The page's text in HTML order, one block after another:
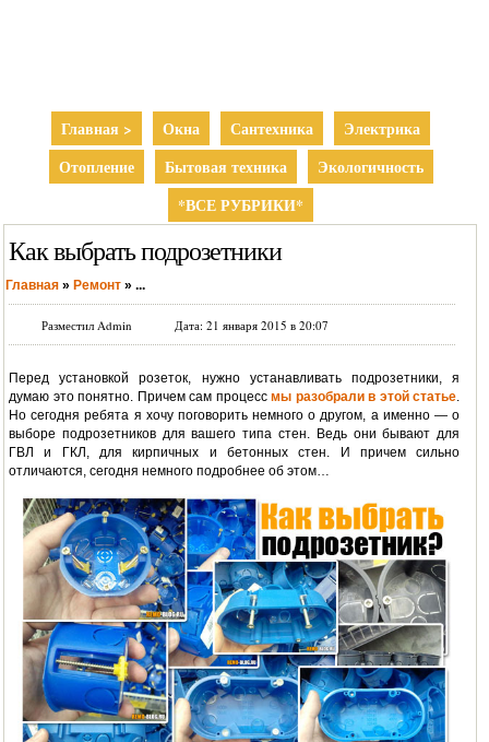
Главная > Окна Сантехника
Электрика
Отопление
Бытовая техника
Экологичность
*ВСЕ РУБРИКИ*
Как выбрать подрозетники
Главная » Ремонт » ...
Разместил Admin Дата: 21 января 2015 в 20:07
Перед установкой розеток, нужно устанавливать подрозетники, я
думаю это понятно. Причем сам процессмы разобрали в этой статье.
Но сегодня ребята я хочу поговорить немного о другом, а именно — о
выборе подрозетников для вашего типа стен. Ведь они бывают для
ГВЛ и ГКЛ, для кирпичных и бетонных стен. И причем сильно
отличаются, сегодня немного подробнее об этом…